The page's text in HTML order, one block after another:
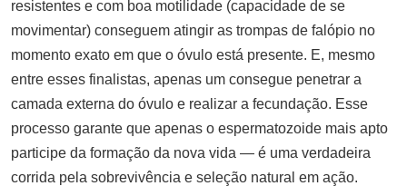
resistentes e com boa motilidade (capacidade de se
movimentar) conseguem atingir as trompas de falópio no
momento exato em que o óvulo está presente. E, mesmo
entre esses finalistas, apenas um consegue penetrar a
camada externa do óvulo e realizar a fecundação. Esse
processo garante que apenas o espermatozoide mais apto
participe da formação da nova vida — é uma verdadeira
corrida pela sobrevivência e seleção natural em ação.